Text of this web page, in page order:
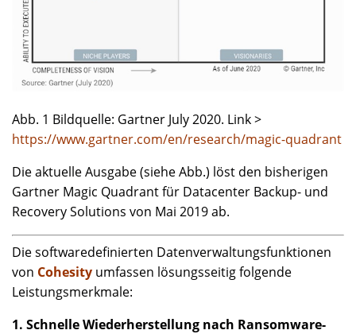
Abb. 1 Bildquelle: Gartner July 2020. Link >
https://www.gartner.com/en/research/magic-quadrant
Die aktuelle Ausgabe (siehe Abb.) löst den bisherigen
Gartner Magic Quadrant für Datacenter Backup- und
Recovery Solutions von Mai 2019 ab.
Die softwaredefinierten Datenverwaltungsfunktionen
von Cohesity umfassen lösungsseitig folgende
Leistungsmerkmale:
1. Schnelle Wiederherstellung nach Ransomware-